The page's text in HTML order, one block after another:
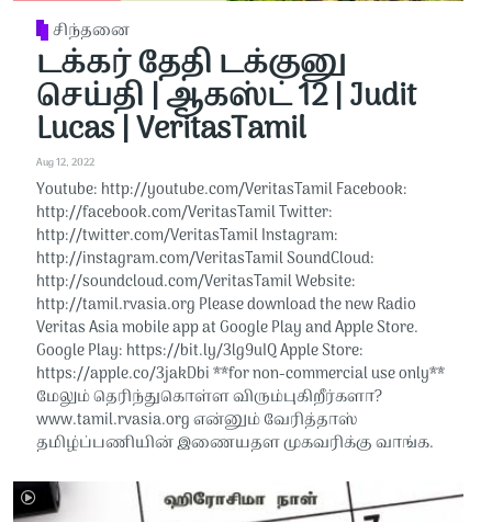
சிந்தனை
டக்கர் தேதி டக்குனு
செய்தி | ஆகஸ்ட் 12 | Judit
Lucas | VeritasTamil
Aug 12, 2022
Youtube: http://youtube.com/VeritasTamil​​ Facebook:
http://facebook.com/VeritasTamil​​ Twitter:
http://twitter.com/VeritasTamil​​ Instagram:
http://instagram.com/VeritasTamil​​ SoundCloud:
http://soundcloud.com/VeritasTamil​​ Website:
http://tamil.rvasia.org Please download the new Radio
Veritas Asia mobile app at Google Play and Apple Store.
Google Play: https://bit.ly/3lg9uIQ Apple Store:
https://apple.co/3jakDbi​​ **for non-commercial use only**
மேலும் தெரிந்துகொள்ள விரும்புகிறீர்களா?
www.tamil.rvasia.org என்னும் வேரித்தாஸ்
தமிழ்ப்பணியின் இணையதள முகவரிக்கு வாங்க.